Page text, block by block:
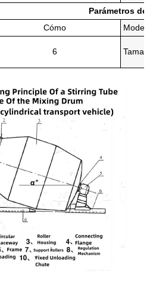
Parámetros del
Cómo
6